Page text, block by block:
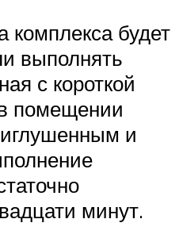
комплекса будет
выполнять
с короткой
помещении
и
минут.